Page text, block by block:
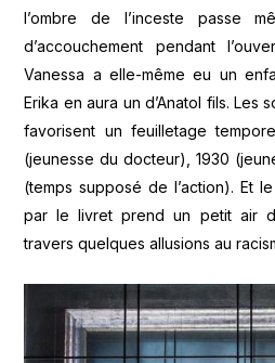
l’ombre de l’inceste passe
d’accouchement pendant
Vanessa a elle-même eu un
Erika en aura un d’Anatol fils. Les
favorisent un feuilletage
(jeunesse du docteur), 1930
(temps supposé de l’action). Et
par le livret prend un petit air
travers quelques allusions au